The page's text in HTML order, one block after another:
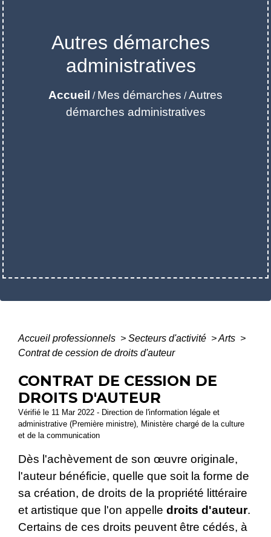
Autres démarches
administratives
Accueil / Mes démarches /Autres
démarches administratives
Accueil professionnels > Secteurs d'activité >Arts >
Contrat de cession de droits d'auteur
CONTRAT DE CESSION DE
DROITS D'AUTEUR
Vérifié le 11 Mar 2022 - Direction de l'information légale et
administrative (Première ministre), Ministère chargé de la culture
et de la communication
Dès l'achèvement de son œuvre originale,
l'auteur bénéficie, quelle que soit la forme de
sa création, de droits de la propriété littéraire
et artistique que l'on appelle droits d'auteur.
Certains de ces droits peuvent être cédés, à